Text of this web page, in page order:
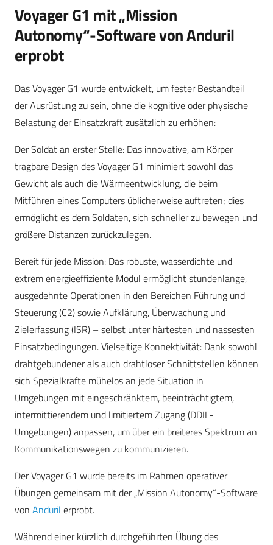
Voyager G1 mit „Mission
Autonomy“-Software von Anduril
erprobt
Das Voyager G1 wurde entwickelt, um fester Bestandteil
der Ausrüstung zu sein, ohne die kognitive oder physische
Belastung der Einsatzkraft zusätzlich zu erhöhen:
Der Soldat an erster Stelle: Das innovative, am Körper
tragbare Design des Voyager G1 minimiert sowohl das
Gewicht als auch die Wärmeentwicklung, die beim
Mitführen eines Computers üblicherweise auftreten; dies
ermöglicht es dem Soldaten, sich schneller zu bewegen und
größere Distanzen zurückzulegen.
Bereit für jede Mission: Das robuste, wasserdichte und
extrem energieeffiziente Modul ermöglicht stundenlange,
ausgedehnte Operationen in den Bereichen Führung und
Steuerung (C2) sowie Aufklärung, Überwachung und
Zielerfassung (ISR) – selbst unter härtesten und nassesten
Einsatzbedingungen. Vielseitige Konnektivität: Dank sowohl
drahtgebundener als auch drahtloser Schnittstellen können
sich Spezialkräfte mühelos an jede Situation in
Umgebungen mit eingeschränktem, beeinträchtigtem,
intermittierendem und limitiertem Zugang (DDIL-
Umgebungen) anpassen, um über ein breiteres Spektrum an
Kommunikationswegen zu kommunizieren.
Der Voyager G1 wurde bereits im Rahmen operativer
Übungen gemeinsam mit der „Mission Autonomy“-Software
von Anduril erprobt.
Während einer kürzlich durchgeführten Übung des